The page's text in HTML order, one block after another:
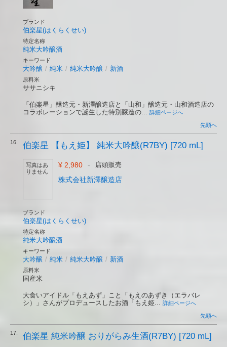
ブランド
伯楽星(はくらくせい)
特定名称
純米大吟醸酒
キーワード
大吟醸 / 純米 / 純米大吟醸 / 新酒
原料米
ササニシキ
「伯楽星」醸造元・新澤醸造店と「山和」醸造元・山和酒造店の
コラボレーションで誕生した特別醸造の... 詳細ページへ
先頭へ
16. 伯楽星 【もえ姫】 純米大吟醸(R7BY) [720 mL]
写真はあ
りません
¥ 2,980 - 店頭販売
株式会社新澤醸造店
ブランド
伯楽星(はくらくせい)
特定名称
純米大吟醸酒
キーワード
大吟醸 / 純米 / 純米大吟醸 / 新酒
原料米
国産米
大食いアイドル「もえあず」こと「もえのあずき（エラバレ
シ）」さんがプロデュースしたお酒「もえ姫... 詳細ページへ
先頭へ
17. 伯楽星 純米吟醸 おりがらみ生酒(R7BY) [720 mL]